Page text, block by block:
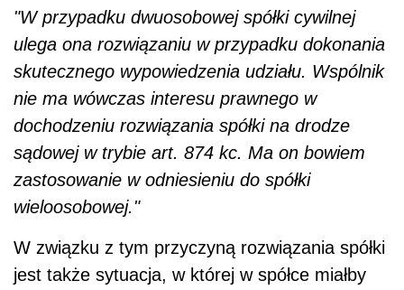
"W przypadku dwuosobowej spółki cywilnej
ulega ona rozwiązaniu w przypadku dokonania
skutecznego wypowiedzenia udziału. Wspólnik
nie ma wówczas interesu prawnego w
dochodzeniu rozwiązania spółki na drodze
sądowej w trybie art. 874 kc. Ma on bowiem
zastosowanie w odniesieniu do spółki
wieloosobowej."
W związku z tym przyczyną rozwiązania spółki
jest także sytuacja, w której w spółce miałby